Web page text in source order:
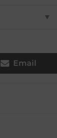
▼
Email